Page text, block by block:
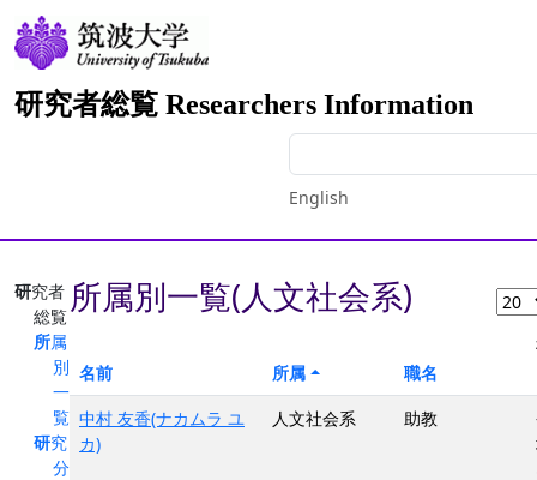
研究者総覧 Researchers Information
English
研究者
総覧
所属
別
一
覧
研究
分
所属別一覧(人文社会系)
名前 所属 職名
中村 友香(ナカムラ ユ
カ)
人文社会系 助教